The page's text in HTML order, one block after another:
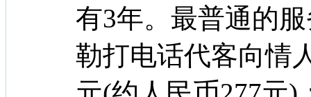
有3年。最普通的
勒打电话代客向情